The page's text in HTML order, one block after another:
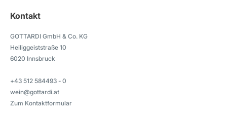
Kontakt
GOTTARDI GmbH & Co. KG
Heiliggeiststraße 10
6020 Innsbruck
+43 512 584493 - 0
wein@gottardi.at
Zum Kontaktformular